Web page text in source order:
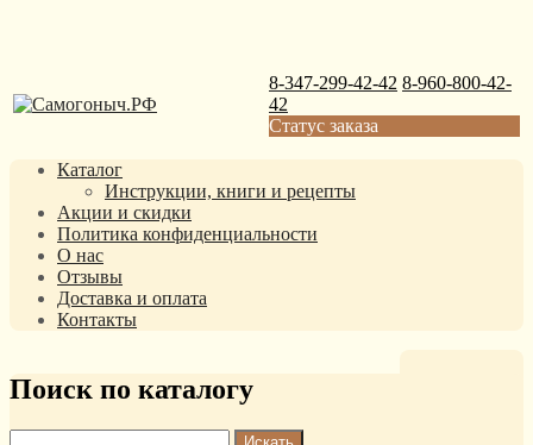
8-347-299-42-42 8-960-800-42-
42
Статус заказа
Каталог
Инструкции, книги и рецепты
Акции и скидки
Политика конфиденциальности
О нас
Отзывы
Доставка и оплата
Контакты
Поиск по каталогу